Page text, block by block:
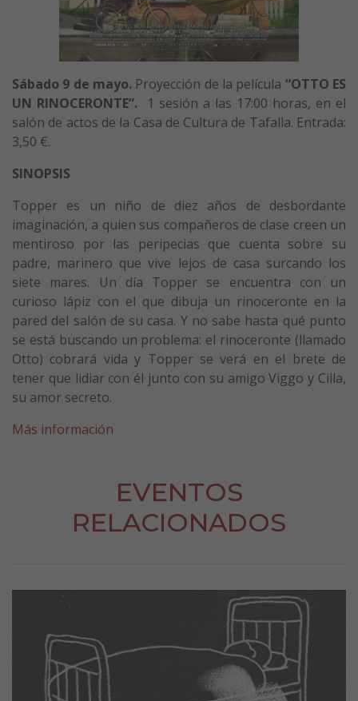
Sábado 9 de mayo. Proyección de la película “OTTO ES
UN RINOCERONTE”. 1 sesión a las 17:00 horas, en el
salón de actos de la Casa de Cultura de Tafalla. Entrada:
3,50 €.
SINOPSIS
Topper es un niño de diez años de desbordante
imaginación, a quien sus compañeros de clase creen un
mentiroso por las peripecias que cuenta sobre su
padre, marinero que vive lejos de casa surcando los
siete mares. Un día Topper se encuentra con un
curioso lápiz con el que dibuja un rinoceronte en la
pared del salón de su casa. Y no sabe hasta qué punto
se está buscando un problema: el rinoceronte (llamado
Otto) cobrará vida y Topper se verá en el brete de
tener que lidiar con él junto con su amigo Viggo y Cilla,
su amor secreto.
Más información
EVENTOS
RELACIONADOS